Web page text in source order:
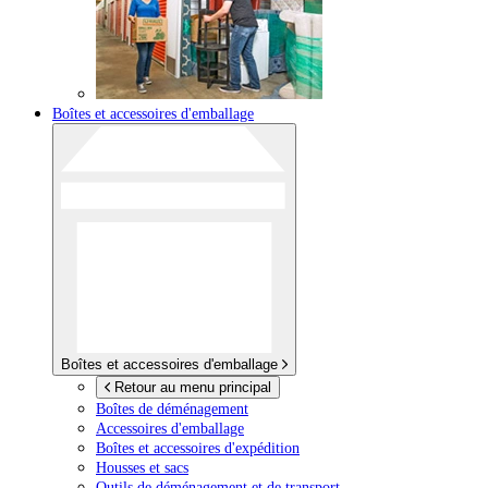
Boîtes et accessoires d'emballage
Boîtes et accessoires d'emballage
Retour au menu principal
Boîtes de déménagement
Accessoires d'emballage
Boîtes et accessoires d'expédition
Housses et sacs